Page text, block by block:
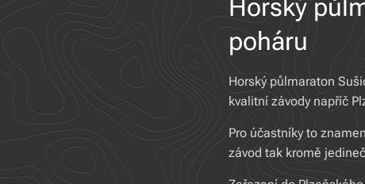
Horský
poháru
Horský půlmaraton
kvalitní závody napříč
Pro účastníky to
závod tak kromě